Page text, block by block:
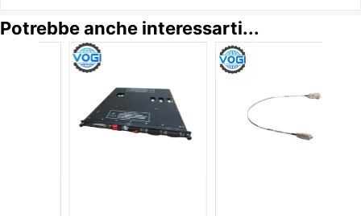
Potrebbe anche interessarti...